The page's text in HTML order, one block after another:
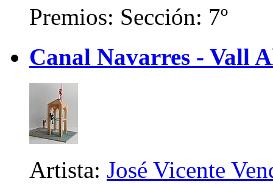
Premios: Sección: 7º
Canal Navarres - Vall
Artista: José Vicente